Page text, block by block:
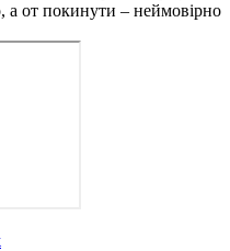
а от покинути – неймовірно